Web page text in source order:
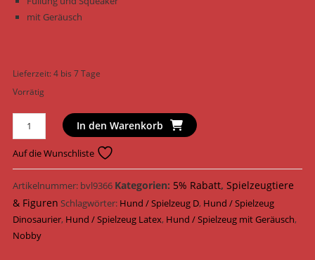
mit Geräusch
Lieferzeit:4 bis 7 Tage
Vorrätig
Nobby
Hundespielzeug
Dinosaurier
Latex
22
cm
62356
Menge
In den Warenkorb
Auf die Wunschliste
Artikelnummer: bvl9366 Kategorien: 5% Rabatt, Spielzeugtiere
& Figuren Schlagwörter: Hund / Spielzeug D, Hund / Spielzeug
Dinosaurier, Hund / Spielzeug Latex, Hund / Spielzeug mit Geräusch,
Nobby